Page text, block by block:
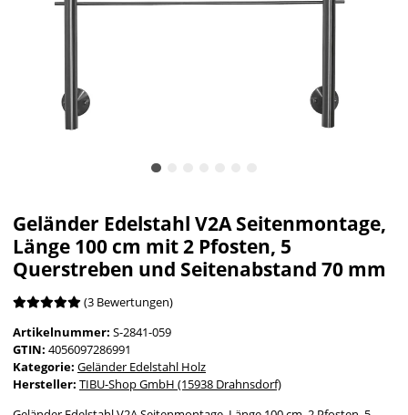
Geländer Edelstahl V2A Seitenmontage,
Länge 100 cm mit 2 Pfosten, 5
Querstreben und Seitenabstand 70 mm
(3 Bewertungen)
Artikelnummer: S-2841-059
GTIN: 4056097286991
Kategorie: Geländer Edelstahl Holz
Hersteller: TIBU-Shop GmbH (15938 Drahnsdorf)